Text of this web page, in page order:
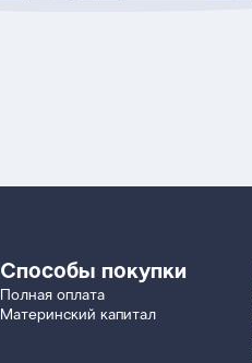
Способы покупки
Полная оплата
Материнский капитал